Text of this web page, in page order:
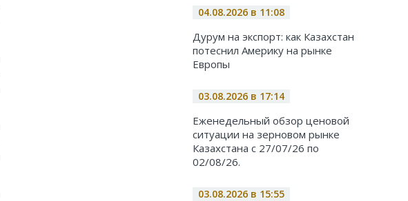
04.08.2026 в 11:08
Дурум на экспорт: как Казахстан
потеснил Америку на рынке
Европы
03.08.2026 в 17:14
Еженедельный обзор ценовой
ситуации на зерновом рынке
Казахстана с 27/07/26 по
02/08/26.
03.08.2026 в 15:55